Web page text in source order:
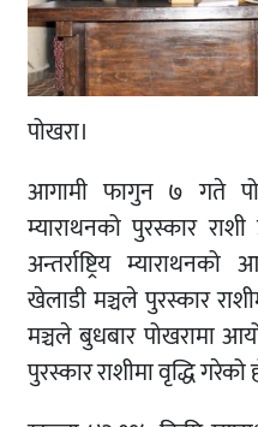
पोखरा।
आगामी फागुन ७ गते
म्याराथनको पुरस्कार
अन्तर्राष्ट्रिय
खेलाडी मञ्चले पुरस्कार
मञ्चले बुधबार पोखरामा
पुरस्कार राशीमा वृद्धि गरेको